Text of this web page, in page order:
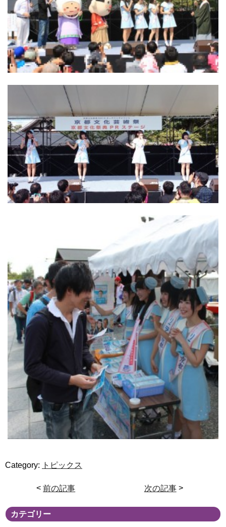
Category: トピックス
< 前の記事 次の記事 >
カテゴリー